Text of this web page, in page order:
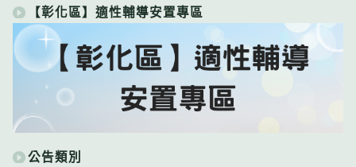
【彰化區】適性輔導安置專區
公告類別